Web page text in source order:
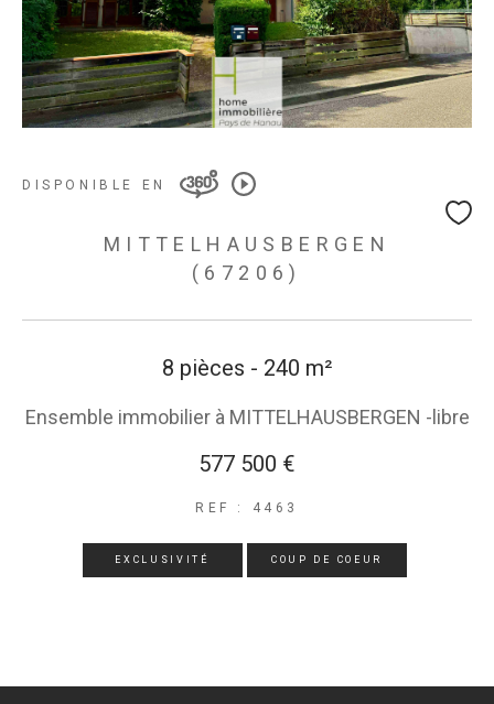
DISPONIBLE EN
MITTELHAUSBERGEN
(67206)
8 pièces - 240 m²
Ensemble immobilier à MITTELHAUSBERGEN -libre
577 500 €
REF : 4463
EXCLUSIVITÉ COUP DE COEUR